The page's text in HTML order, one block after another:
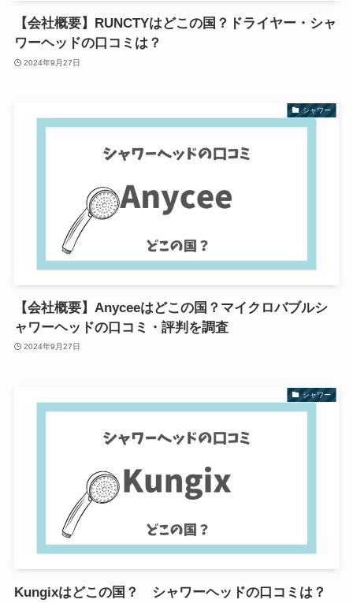
【会社概要】RUNCTYはどこの国？ドライヤー・シャ
ワーヘッドの口コミは？
2024年9月27日
シャワー
【会社概要】Anyceeはどこの国？マイクロバブルシ
ャワーヘッドの口コミ・評判を調査
2024年9月27日
シャワー
Kungixはどこの国？ シャワーヘッドの口コミは？